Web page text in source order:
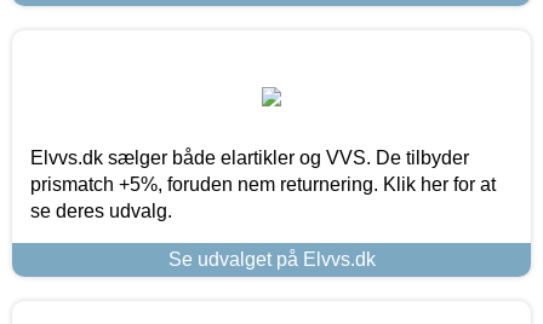
Elvvs.dk sælger både elartikler og VVS. De tilbyder
prismatch +5%, foruden nem returnering. Klik her for at
se deres udvalg.
Se udvalget på Elvvs.dk